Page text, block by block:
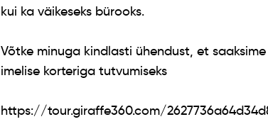
kui ka väikeseks bürooks.
Võtke minuga kindlasti ühendust, et
imelise korteriga tutvumiseks
https://tour.giraffe360.com/